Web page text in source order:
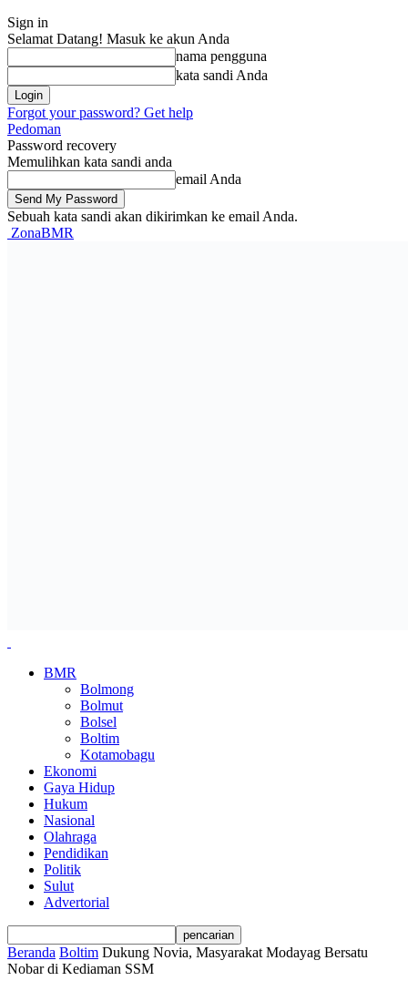
Sign in
Selamat Datang! Masuk ke akun Anda
nama pengguna
kata sandi Anda
Forgot your password? Get help
Pedoman
Password recovery
Memulihkan kata sandi anda
email Anda
Sebuah kata sandi akan dikirimkan ke email Anda.
ZonaBMR
BMR
Bolmong
Bolmut
Bolsel
Boltim
Kotamobagu
Ekonomi
Gaya Hidup
Hukum
Nasional
Olahraga
Pendidikan
Politik
Sulut
Advertorial
Beranda Boltim Dukung Novia, Masyarakat Modayag Bersatu
Nobar di Kediaman SSM